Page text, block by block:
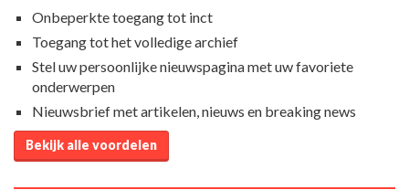
Onbeperkte toegang tot inct
Toegang tot het volledige archief
Stel uw persoonlijke nieuwspagina met uw favoriete
onderwerpen
Nieuwsbrief met artikelen, nieuws en breaking news
Bekijk alle voordelen